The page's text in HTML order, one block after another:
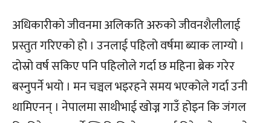
अधिकारीको जीवनमा अलिकति अरुको जीवनशैलीलाई
प्रस्तुत गरिएको हो । उनलाई पहिलो वर्षमा ब्याक लाग्यो ।
दोस्रो वर्ष सकिए पनि पहिलोले गर्दा छ महिना ब्रेक गरेर
बस्नुपर्ने भयो । मन चञ्चल भइरहने समय भएकोले गर्दा उनी
थामिएनन् । नेपालमा साथीभाई खोज्न गाउँ होइन कि जंगल